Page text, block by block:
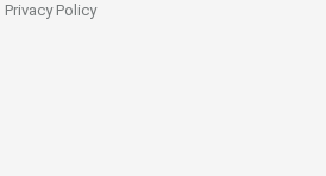
Privacy Policy